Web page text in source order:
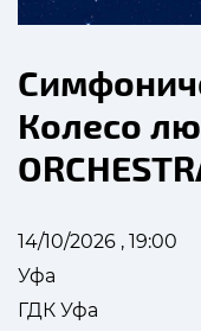
Колесо
14/10/2026 , 19:00
Уфа
ГДК Уфа